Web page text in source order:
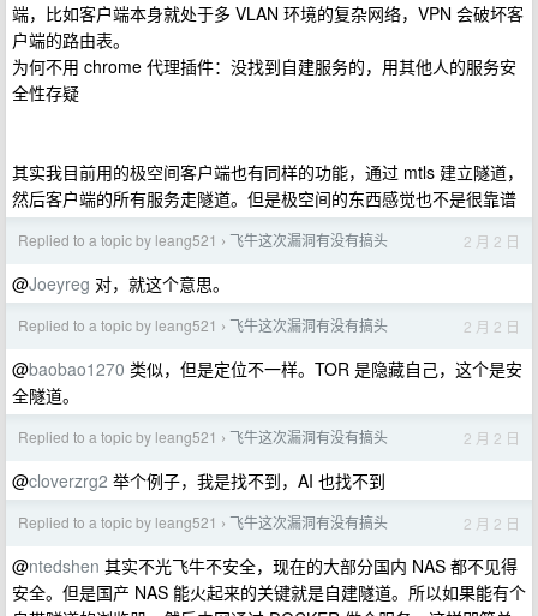
端，比如客户端本身就处于多 VLAN 环境的复杂网络，VPN 会破坏客
户端的路由表。
为何不用 chrome 代理插件：没找到自建服务的，用其他人的服务安
全性存疑
其实我目前用的极空间客户端也有同样的功能，通过 mtls 建立隧道，
然后客户端的所有服务走隧道。但是极空间的东西感觉也不是很靠谱
Replied to a topic by leang521 › 飞牛这次漏洞有没有搞头 2 月 2 日
@Joeyreg 对，就这个意思。
Replied to a topic by leang521 › 飞牛这次漏洞有没有搞头 2 月 2 日
@baobao1270 类似，但是定位不一样。TOR 是隐藏自己，这个是安
全隧道。
Replied to a topic by leang521 › 飞牛这次漏洞有没有搞头 2 月 2 日
@cloverzrg2 举个例子，我是找不到，AI 也找不到
Replied to a topic by leang521 › 飞牛这次漏洞有没有搞头 2 月 2 日
@ntedshen 其实不光飞牛不安全，现在的大部分国内 NAS 都不见得
安全。但是国产 NAS 能火起来的关键就是自建隧道。所以如果能有个